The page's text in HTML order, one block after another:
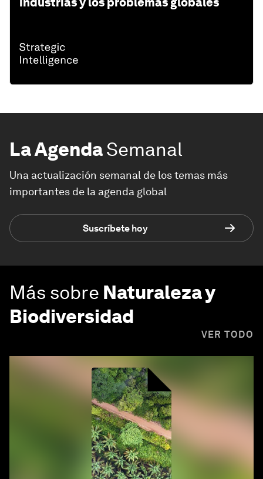
La AgendaSemanal
Una actualización semanal de los temas más
importantes de la agenda global
Suscríbete hoy
Más sobre Naturaleza y
Biodiversidad
VER TODO